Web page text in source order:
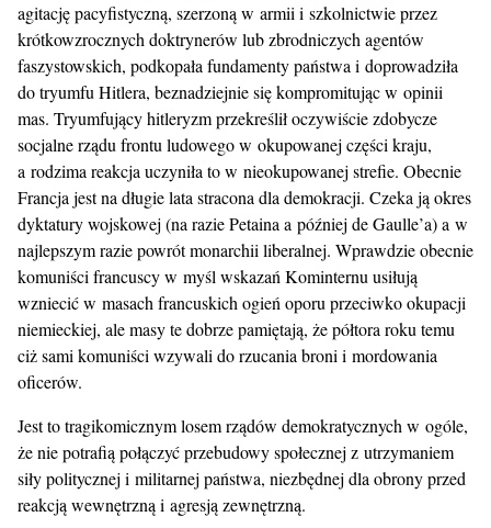
agitację pacyfistyczną, szerzoną w armii i szkolnictwie przez
krótkowzrocznych doktrynerów lub zbrodniczych agentów
faszystowskich, podkopała fundamenty państwa i doprowadziła
do tryumfu Hitlera, beznadziejnie się kompromitując w opinii
mas. Tryumfujący hitleryzm przekreślił oczywiście zdobycze
socjalne rządu frontu ludowego w okupowanej części kraju,
a rodzima reakcja uczyniła to w nieokupowanej strefie. Obecnie
Francja jest na długie lata stracona dla demokracji. Czeka ją okres
dyktatury wojskowej (na razie Petaina a później de Gaulle’a) a w
najlepszym razie powrót monarchii liberalnej. Wprawdzie obecnie
komuniści francuscy w myśl wskazań Kominternu usiłują
wzniecić w masach francuskich ogień oporu przeciwko okupacji
niemieckiej, ale masy te dobrze pamiętają, że półtora roku temu
ciż sami komuniści wzywali do rzucania broni i mordowania
oficerów.
Jest to tragikomicznym losem rządów demokratycznych w ogóle,
że nie potrafią połączyć przebudowy społecznej z utrzymaniem
siły politycznej i militarnej państwa, niezbędnej dla obrony przed
reakcją wewnętrzną i agresją zewnętrzną.